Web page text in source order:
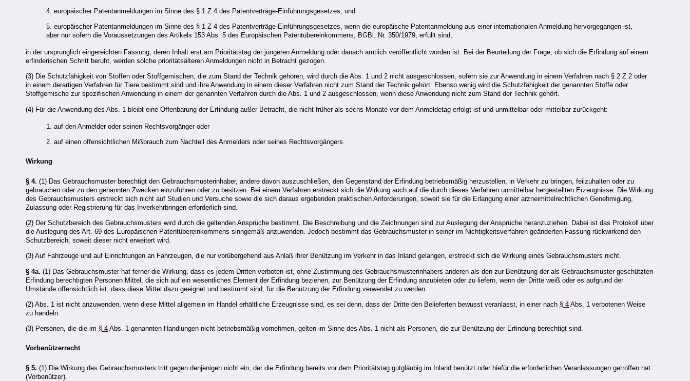
4. europäischer Patentanmeldungen im Sinne des § 1 Z 4 des Patentverträge-Einführungsgesetzes, und
5. europäischer Patentanmeldungen im Sinne des § 1 Z 4 des Patentverträge-Einführungsgesetzes, wenn die europäische Patentanmeldung aus einer internationalen Anmeldung hervorgegangen ist,
aber nur sofern die Voraussetzungen des Artikels 153 Abs. 5 des Europäischen Patentübereinkommens, BGBl. Nr. 350/1979, erfüllt sind,
in der ursprünglich eingereichten Fassung, deren Inhalt erst am Prioritätstag der jüngeren Anmeldung oder danach amtlich veröffentlicht worden ist. Bei der Beurteilung der Frage, ob sich die Erfindung auf einem
erfinderischen Schritt beruht, werden solche prioritätsälteren Anmeldungen nicht in Betracht gezogen.
(3) Die Schutzfähigkeit von Stoffen oder Stoffgemischen, die zum Stand der Technik gehören, wird durch die Abs. 1 und 2 nicht ausgeschlossen, sofern sie zur Anwendung in einem Verfahren nach § 2 Z 2 oder
in einem derartigen Verfahren für Tiere bestimmt sind und ihre Anwendung in einem dieser Verfahren nicht zum Stand der Technik gehört. Ebenso wenig wird die Schutzfähigkeit der genannten Stoffe oder
Stoffgemische zur spezifischen Anwendung in einem der genannten Verfahren durch die Abs. 1 und 2 ausgeschlossen, wenn diese Anwendung nicht zum Stand der Technik gehört.
(4) Für die Anwendung des Abs. 1 bleibt eine Offenbarung der Erfindung außer Betracht, die nicht früher als sechs Monate vor dem Anmeldetag erfolgt ist und unmittelbar oder mittelbar zurückgeht:
1. auf den Anmelder oder seinen Rechtsvorgänger oder
2. auf einen offensichtlichen Mißbrauch zum Nachteil des Anmelders oder seines Rechtsvorgängers.
Wirkung
§ 4. (1) Das Gebrauchsmuster berechtigt den Gebrauchsmusterinhaber, andere davon auszuschließen, den Gegenstand der Erfindung betriebsmäßig herzustellen, in Verkehr zu bringen, feilzuhalten oder zu
gebrauchen oder zu den genannten Zwecken einzuführen oder zu besitzen. Bei einem Verfahren erstreckt sich die Wirkung auch auf die durch dieses Verfahren unmittelbar hergestellten Erzeugnisse. Die Wirkung
des Gebrauchsmusters erstreckt sich nicht auf Studien und Versuche sowie die sich daraus ergebenden praktischen Anforderungen, soweit sie für die Erlangung einer arzneimittelrechtlichen Genehmigung,
Zulassung oder Registrierung für das Inverkehrbringen erforderlich sind.
(2) Der Schutzbereich des Gebrauchsmusters wird durch die geltenden Ansprüche bestimmt. Die Beschreibung und die Zeichnungen sind zur Auslegung der Ansprüche heranzuziehen. Dabei ist das Protokoll über
die Auslegung des Art. 69 des Europäischen Patentübereinkommens sinngemäß anzuwenden. Jedoch bestimmt das Gebrauchsmuster in seiner im Nichtigkeitsverfahren geänderten Fassung rückwirkend den
Schutzbereich, soweit dieser nicht erweitert wird.
(3) Auf Fahrzeuge und auf Einrichtungen an Fahrzeugen, die nur vorübergehend aus Anlaß ihrer Benützung im Verkehr in das Inland gelangen, erstreckt sich die Wirkung eines Gebrauchsmusters nicht.
§ 4a. (1) Das Gebrauchsmuster hat ferner die Wirkung, dass es jedem Dritten verboten ist, ohne Zustimmung des Gebrauchsmusterinhabers anderen als den zur Benützung der als Gebrauchsmuster geschützten
Erfindung berechtigten Personen Mittel, die sich auf ein wesentliches Element der Erfindung beziehen, zur Benützung der Erfindung anzubieten oder zu liefern, wenn der Dritte weiß oder es aufgrund der
Umstände offensichtlich ist, dass diese Mittel dazu geeignet und bestimmt sind, für die Benützung der Erfindung verwendet zu werden.
(2) Abs. 1 ist nicht anzuwenden, wenn diese Mittel allgemein im Handel erhältliche Erzeugnisse sind, es sei denn, dass der Dritte den Belieferten bewusst veranlasst, in einer nach § 4 Abs. 1 verbotenen Weise
zu handeln.
(3) Personen, die die im § 4 Abs. 1 genannten Handlungen nicht betriebsmäßig vornehmen, gelten im Sinne des Abs. 1 nicht als Personen, die zur Benützung der Erfindung berechtigt sind.
Vorbenützerrecht
§ 5. (1) Die Wirkung des Gebrauchsmusters tritt gegen denjenigen nicht ein, der die Erfindung bereits vor dem Prioritätstag gutgläubig im Inland benützt oder hiefür die erforderlichen Veranlassungen getroffen hat
(Vorbenützer).